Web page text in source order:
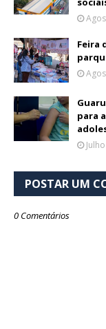
Feira
para
POSTAR UM
0 Comentários